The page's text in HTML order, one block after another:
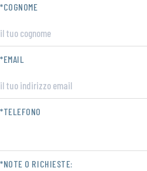
*COGNOME
*EMAIL
*TELEFONO
*NOTE O RICHIESTE: